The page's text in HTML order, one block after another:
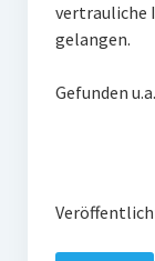
vertrauliche
gelangen.
Gefunden